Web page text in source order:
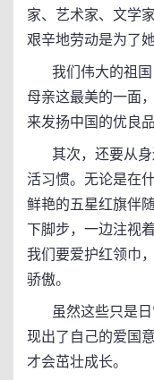
家、艺术家、文学
艰辛地劳动是为了她
我们伟大的祖国
母亲这最美的一面
来发扬中国的优良
其次，还要从身
活习惯。无论是在
鲜艳的五星红旗伴
下脚步，一边注视
我们要爱护红领巾
骄傲。
虽然这些只是日
现出了自己的爱国
才会茁壮成长。